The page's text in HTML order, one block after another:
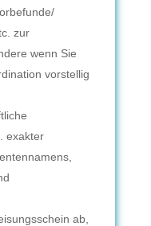
zur
wenn Sie
vorstellig
exakter
ab,